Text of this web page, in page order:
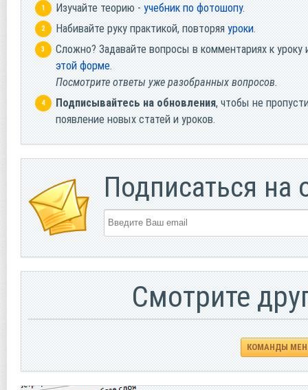
Изучайте теорию - учебник по фотошопу.
Набивайте руку практикой, повторяя уроки.
Сложно? Задавайте вопросы в комментариях к уроку
этой форме.
Посмотрите ответы уже разобранных вопросов.
Подписывайтесь на обновления, чтобы не
появление новых статей и уроков.
Подписаться на
Смотрите
КОМАНДЫ